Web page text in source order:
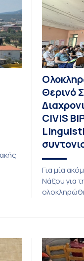
Η
Θερινό
CIVIS
Για μία
Νάξου για
19 έως τις
της πρώην